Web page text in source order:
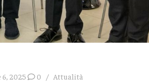
2025 0 Attualità